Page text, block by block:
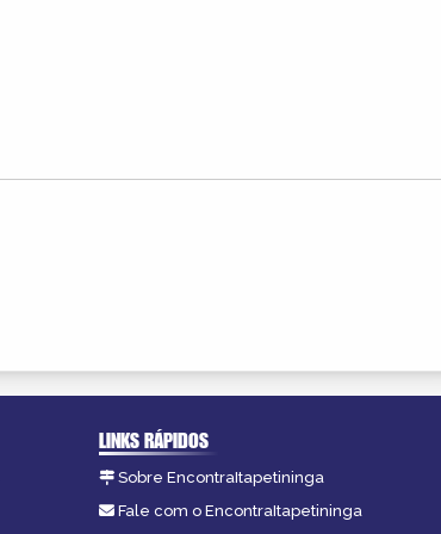
LINKS RÁPIDOS
Sobre EncontraItapetininga
Fale com o EncontraItapetininga